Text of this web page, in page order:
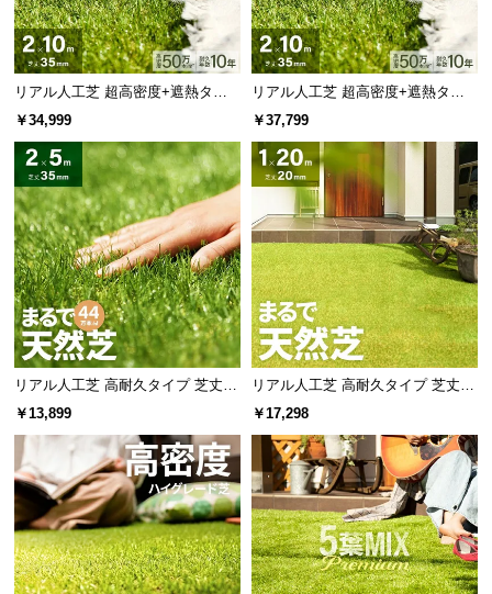
リアル人工芝 超高密度+遮熱タイ
プ 高耐久・質感を追求 芝丈35m
m 2×10m
￥34,999
リアル人工芝 超高密度+遮熱タイ
プ 高耐久・質感を追求 芝丈35m
m 2×10m 防草シート付
￥37,799
リアル人工芝 高耐久タイプ 芝丈35
mm 2×5m 防草シート付（自然な見
￥13,899
リアル人工芝 高耐久タイプ 芝丈20
mm 1×20m 防草シート付（自然な
￥17,298